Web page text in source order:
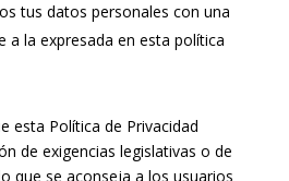
tus datos personales con una
a la expresada en esta política
esta Política de Privacidad
de exigencias legislativas o de
que se aconseja a los usuarios